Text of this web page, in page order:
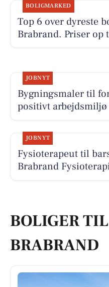
BOLIGMARKED
Top 6 over dyreste
Brabrand. Priser op
JOBNYT
Bygningsmaler til
positivt arbejdsmiljø
JOBNYT
Fysioterapeut til
Brabrand
BOLIGER
BRABRAND